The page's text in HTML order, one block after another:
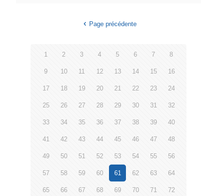
Page précédente
1 2 3 4 5 6 7 8
9 10 11 12 13 14 15 16
17 18 19 20 21 22 23 24
25 26 27 28 29 30 31 32
33 34 35 36 37 38 39 40
41 42 43 44 45 46 47 48
49 50 51 52 53 54 55 56
57 58 59 60 61 62 63 64
65 66 67 68 69 70 71 72